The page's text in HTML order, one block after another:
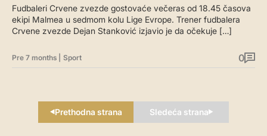
Fudbaleri Crvene zvezde gostovaće večeras od 18.45 časova
ekipi Malmea u sedmom kolu Lige Evrope. Trener fudbalera
Crvene zvezde Dejan Stanković izjavio je da očekuje […]
Pre 7 months Sport 0
Prethodna strana Sledeća strana